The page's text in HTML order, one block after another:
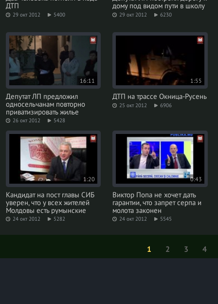
ДТП
29 окт 2012 5400
дому под видом пути в школу
29 окт 2012 6230
16:11
Депутат ЛП предложил
односельчанам повторно
приватизировать жилье
26 окт 2012 5428
1:55
ДТП на трассе Окница-Русень
25 окт 2012 6906
1:20
Кандидат на пост главы СИБ
уверен, что у всех жителей
Молдовы есть румынские
паспорта
24 окт 2012 5282
0:43
Виктор Попа не хочет дать
гарантии, что запрет серпа и
молота законен
24 окт 2012 5545
1 2 3 4